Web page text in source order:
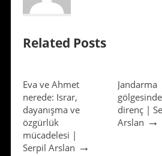
Related Posts
Eva ve Ahmet
nerede: Israr,
dayanışma ve
özgürlük
mücadelesi |
Serpil Arslan →
Jandarma
direnç |
Arslan →